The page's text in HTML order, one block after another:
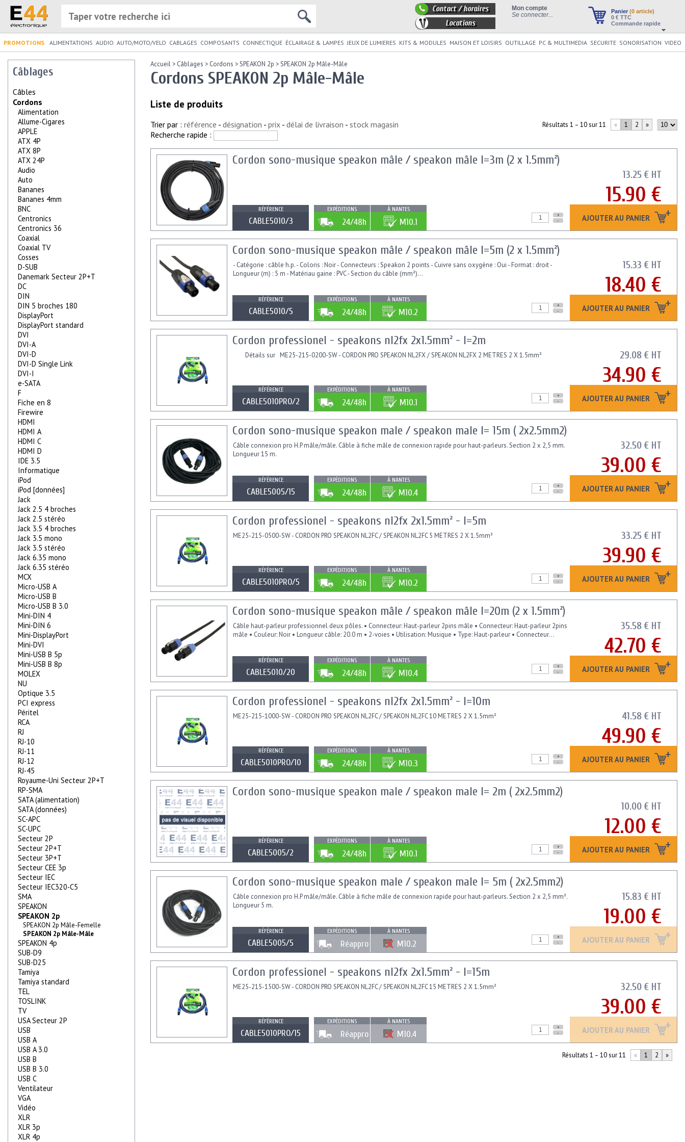
Panier (0 article)
0 € TTC
Commande rapide
Mon compte
Se connecter...
Contact / horaires
Locations
PROMOTIONS ALIMENTATIONS AUDIO AUTO/MOTO/VELO CABLAGES COMPOSANTS CONNECTIQUE ÉCLAIRAGE & LAMPES JEUX DE LUMIERES KITS & MODULES MAISON ET LOISIRS OUTILLAGE PC & MULTIMEDIA SECURITE SONORISATION VIDEO
Câblages
Câbles
Cordons
Alimentation
Allume-Cigares
APPLE
ATX 4P
ATX 8P
ATX 24P
Audio
Auto
Bananes
Bananes 4mm
BNC
Centronics
Centronics 36
Coaxial
Coaxial TV
Cosses
D-SUB
Danemark Secteur 2P+T
DC
DIN
DIN 5 broches 180
DisplayPort
DisplayPort standard
DVI
DVI-A
DVI-D
DVI-D Single Link
DVI-I
e-SATA
F
Fiche en 8
Firewire
HDMI
HDMI A
HDMI C
HDMI D
IDE 3.5
Informatique
iPod
iPod [données]
Jack
Jack 2.5 4 broches
Jack 2.5 stéréo
Jack 3.5 4 broches
Jack 3.5 mono
Jack 3.5 stéréo
Jack 6.35 mono
Jack 6.35 stéréo
MCX
Micro-USB A
Micro-USB B
Micro-USB B 3.0
Mini-DIN 4
Mini-DIN 6
Mini-DisplayPort
Mini-DVI
Mini-USB B 5p
Mini-USB B 8p
MOLEX
NU
Optique 3.5
PCI express
Péritel
RCA
RJ
RJ-10
RJ-11
RJ-12
RJ-45
Royaume-Uni Secteur 2P+T
RP-SMA
SATA (alimentation)
SATA (données)
SC-APC
SC-UPC
Secteur 2P
Secteur 2P+T
Secteur 3P+T
Secteur CEE 3p
Secteur IEC
Secteur IEC320-C5
SMA
SPEAKON
SPEAKON 2p
SPEAKON 2p Mâle-Femelle
SPEAKON 2p Mâle-Mâle
SPEAKON 4p
SUB-D9
SUB-D25
Tamiya
Tamiya standard
TEL
TOSLINK
TV
USA Secteur 2P
USB
USB A
USB A 3.0
USB B
USB B 3.0
USB C
Ventilateur
VGA
Vidéo
XLR
XLR 3p
XLR 4p
Accueil > Câblages > Cordons >SPEAKON 2p >SPEAKON 2p Mâle-Mâle
Cordons SPEAKON 2p Mâle-Mâle
Liste de produits
Résultats 1 – 10 sur 11 « 1 2 »
Trier par : référence - désignation - prix - délai de livraison - stock magasin
Recherche rapide :
13.25 € HT
15.90 €
AJOUTER AU PANIER
Cordon sono-musique speakon mâle / speakon mâle l=3m (2 x 1.5mm²)
RÉFÉRENCE
CABLE5010/3
EXPÉDITIONS
24/48h
À NANTES
M10.1
+
-
15.33 € HT
18.40 €
AJOUTER AU PANIER
Cordon sono-musique speakon mâle / speakon mâle l=5m (2 x 1.5mm²)
- Catégorie : câble h.p. - Coloris : Noir - Connecteurs : Speakon 2 points - Cuivre sans oxygène : Oui - Format : droit -
Longueur (m) : 5 m - Matériau gaine : PVC - Section du câble (mm²)...
RÉFÉRENCE
CABLE5010/5
EXPÉDITIONS
24/48h
À NANTES
M10.2
+
-
29.08 € HT
34.90 €
AJOUTER AU PANIER
Cordon professionel - speakons nl2fx 2x1.5mm² - l=2m
Détails sur ME25-215-0200-SW - CORDON PRO SPEAKON NL2FX / SPEAKON NL2FX 2 METRES 2 X 1.5mm²
RÉFÉRENCE
CABLE5010PRO/2
EXPÉDITIONS
24/48h
À NANTES
M10.1
+
-
32.50 € HT
39.00 €
AJOUTER AU PANIER
Cordon sono-musique speakon male / speakon male l= 15m ( 2x2.5mm2)
Câble connexion pro H.P mâle/mâle. Câble à fiche mâle de connexion rapide pour haut-parleurs. Section 2 x 2,5 mm.
Longueur 15 m.
RÉFÉRENCE
CABLE5005/15
EXPÉDITIONS
24/48h
À NANTES
M10.4
+
-
33.25 € HT
39.90 €
AJOUTER AU PANIER
Cordon professionel - speakons nl2fx 2x1.5mm² - l=5m
ME25-215-0500-SW - CORDON PRO SPEAKON NL2FC / SPEAKON NL2FC 5 METRES 2 X 1.5mm²
RÉFÉRENCE
CABLE5010PRO/5
EXPÉDITIONS
24/48h
À NANTES
M10.2
+
-
35.58 € HT
42.70 €
AJOUTER AU PANIER
Cordon sono-musique speakon mâle / speakon mâle l=20m (2 x 1.5mm²)
Câble haut-parleur professionnel deux pôles. • Connecteur: Haut-parleur 2pins mâle • Connecteur: Haut-parleur 2pins
mâle • Couleur: Noir • Longueur câble: 20.0 m • 2-voies • Utilisation: Musique • Type: Haut-parleur • Connecteur...
RÉFÉRENCE
CABLE5010/20
EXPÉDITIONS
24/48h
À NANTES
M10.4
+
-
41.58 € HT
49.90 €
AJOUTER AU PANIER
Cordon professionel - speakons nl2fx 2x1.5mm² - l=10m
ME25-215-1000-SW - CORDON PRO SPEAKON NL2FC / SPEAKON NL2FC 10 METRES 2 X 1.5mm²
RÉFÉRENCE
CABLE5010PRO/10
EXPÉDITIONS
24/48h
À NANTES
M10.3
+
-
10.00 € HT
12.00 €
AJOUTER AU PANIER
Cordon sono-musique speakon male / speakon male l= 2m ( 2x2.5mm2)
RÉFÉRENCE
CABLE5005/2
EXPÉDITIONS
24/48h
À NANTES
M10.1
+
-
15.83 € HT
19.00 €
AJOUTER AU PANIER
Cordon sono-musique speakon male / speakon male l= 5m ( 2x2.5mm2)
Câble connexion pro H.P mâle/mâle. Câble à fiche mâle de connexion rapide pour haut-parleurs. Section 2 x 2,5 mm².
Longueur 5 m.
RÉFÉRENCE
CABLE5005/5
EXPÉDITIONS
Réappro
À NANTES
M10.2
+
-
32.50 € HT
39.00 €
AJOUTER AU PANIER
Cordon professionel - speakons nl2fx 2x1.5mm² - l=15m
ME25-215-1500-SW - CORDON PRO SPEAKON NL2FC / SPEAKON NL2FC 15 METRES 2 X 1.5mm²
RÉFÉRENCE
CABLE5010PRO/15
EXPÉDITIONS
Réappro
À NANTES
M10.4
+
-
Résultats 1 – 10 sur 11 « 1 2 »